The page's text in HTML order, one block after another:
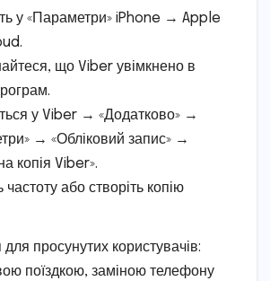
у «Параметри» iPhone → Apple
що Viber увімкнено в
у Viber → «Додатково» →
→ «Обліковий запис» →
копія Viber».
частоту або створіть копію
просунутих користувачів:
поїздкою, заміною телефону